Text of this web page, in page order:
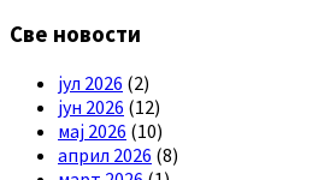
Све новости
јул 2026 (2)
јун 2026 (12)
мај 2026 (10)
април 2026 (8)